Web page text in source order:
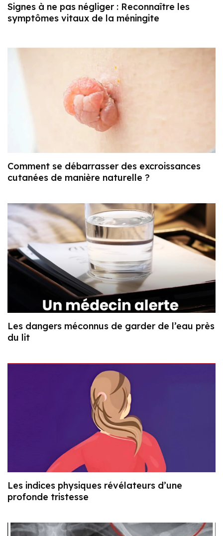
Signes à ne pas négliger : Reconnaître les
symptômes vitaux de la méningite
Comment se débarrasser des excroissances
cutanées de manière naturelle ?
Les dangers méconnus de garder de l’eau près
du lit
Les indices physiques révélateurs d’une
profonde tristesse